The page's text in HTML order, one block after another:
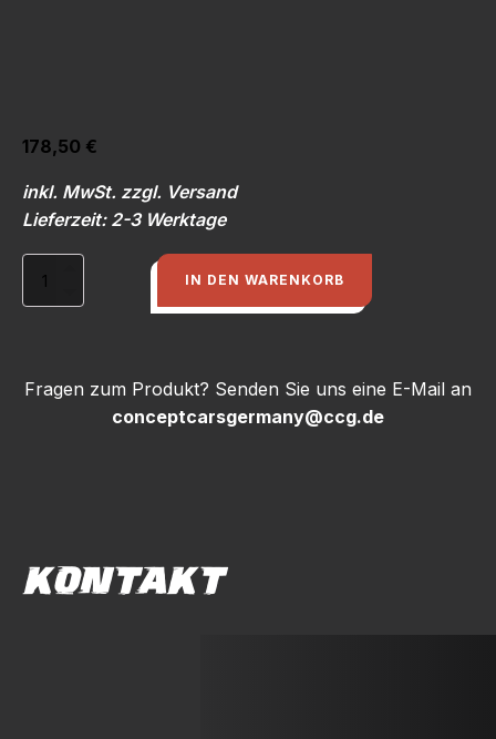
178,50 €
inkl. MwSt. zzgl. Versand
Lieferzeit: 2-3 Werktage
Dichtung
-
S1
IN DEN WARENKORB
Fragen zum Produkt? Senden Sie uns eine E-Mail an
conceptcarsgermany@ccg.de
KONTAKT